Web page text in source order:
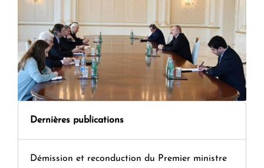
Dernières publications
Démission et reconduction du Premier ministre